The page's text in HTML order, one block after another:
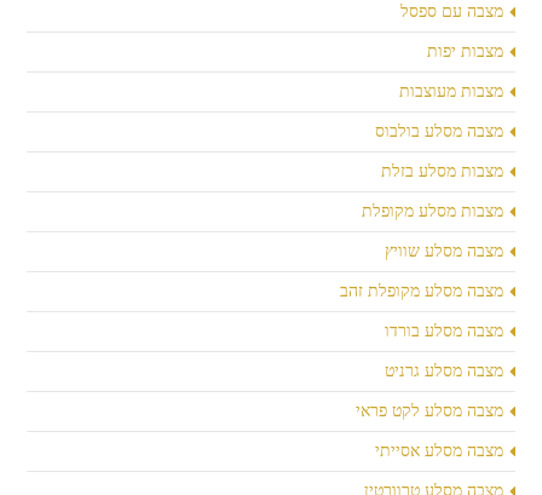
מצבה עם ספסל
מצבות יפות
מצבות מעוצבות
מצבה מסלע בולבוס
מצבות מסלע בזלת
מצבות מסלע מקופלת
מצבה מסלע שוויץ
מצבה מסלע מקופלת זהב
מצבה מסלע בורדו
מצבה מסלע גרניט
מצבה מסלע לקט פראי
מצבה מסלע אסייתי
מצבה מסלע טרוורטין